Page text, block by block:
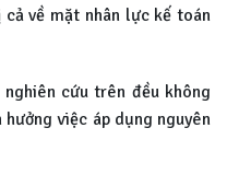
về mặt nhân lực kế toán
cứu trên đều không
việc áp dụng nguyên